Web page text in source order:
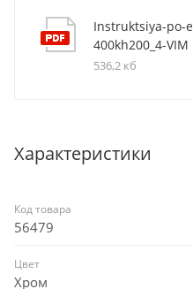
Instruktsiya-po-
400kh200_4-VIM
536,2 кб
Характеристики
Код товара
56479
Цвет
Хром